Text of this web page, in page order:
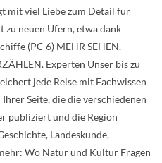
mit viel Liebe zum Detail für
neuen Ufern, etwa dank
(PC 6) MEHR SEHEN.
Experten Unser bis zu
jede Reise mit Fachwissen
Seite, die die verschiedenen
publiziert und die Region
Landeskunde,
Wo Natur und Kultur Fragen